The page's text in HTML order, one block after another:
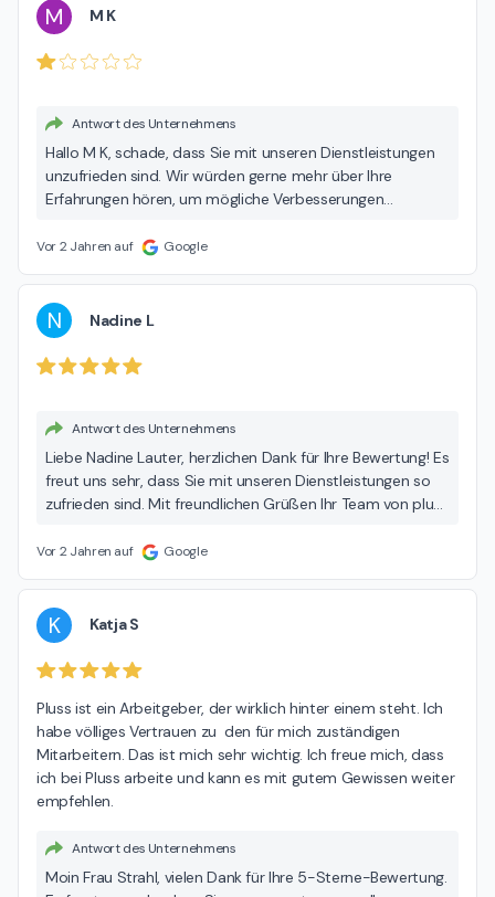
M M K
Antwort des Unternehmens
Hallo M K, schade, dass Sie mit unseren Dienstleistungen
unzufrieden sind. Wir würden gerne mehr über Ihre
Erfahrungen hören, um mögliche Verbesserungen
kontaktieren, damit wir Ihre Anliegen besprechen können.
Vor 2 Jahren auf Google
N Nadine L
Antwort des Unternehmens
Liebe Nadine Lauter, herzlichen Dank für Ihre Bewertung! Es
freut uns sehr, dass Sie mit unseren Dienstleistungen so
zufrieden sind. Mit freundlichen Grüßen Ihr Team von pluss
Vor 2 Jahren auf Google
K Katja S
Pluss ist ein Arbeitgeber, der wirklich hinter einem steht. Ich
habe völliges Vertrauen zu  den für mich zuständigen
Mitarbeitern. Das ist mich sehr wichtig. Ich freue mich, dass
ich bei Pluss arbeite und kann es mit gutem Gewissen weiter
empfehlen.
Antwort des Unternehmens
Moin Frau Strahl, vielen Dank für Ihre 5-Sterne-Bewertung.